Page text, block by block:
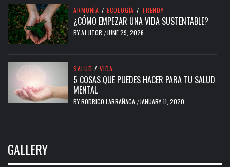
ARMONÍA / ECOLOGÍA / TRENDY
¿CÓMO EMPEZAR UNA VIDA SUSTENTABLE?
BYAJ JITOR / JUNE 29, 2026
SALUD / VIDA
5 COSAS QUE PUEDES HACER PARA TU SALUD
MENTAL
BYRODRIGO LARRAÑAGA / JANUARY 11, 2020
GALLERY